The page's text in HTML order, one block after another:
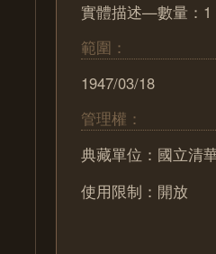
實體描述—數量：1
範圍：
1947/03/18
管理權：
典藏單位：國立清
使用限制：開放